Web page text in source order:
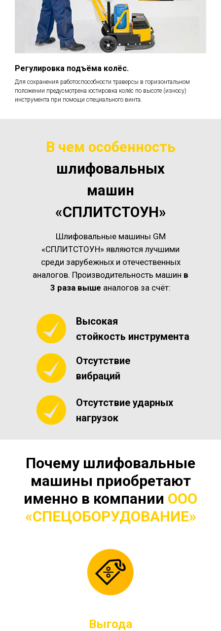
Регулировка подъёма колёс.
Для сохранения работоспособности траверсы в горизонтальном
положении предусмотрена юстировка колёс по высоте (износу)
инструмента при помощи специального винта.
В чем особенность
шлифовальных
машин
«СПЛИТСТОУН»
Шлифовальные машины GM
«СПЛИТСТОУН» являются лучшими
среди зарубежных и отечественных
аналогов. Производительность машин в
3 раза выше аналогов за счёт:
Высокая
стойкость инструмента
Отсутствие
вибраций
Отсутствие ударных
нагрузок
Почему шлифовальные
машины приобретают
именно в компании ООО
«СПЕЦОБОРУДОВАНИЕ»
Выгода